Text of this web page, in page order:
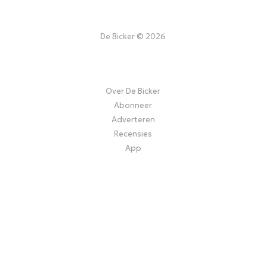
De Bicker © 2026
Over De Bicker
Abonneer
Adverteren
Recensies
App